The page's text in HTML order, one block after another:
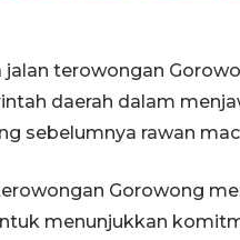
jalan terowongan
daerah dalam
sebelumnya rawan
Gorowong
menunjukkan